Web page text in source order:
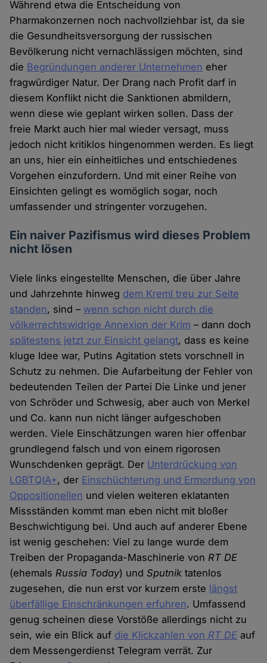
Während etwa die Entscheidung von
Pharmakonzernen noch nachvollziehbar ist, da sie
die Gesundheitsversorgung der russischen
Bevölkerung nicht vernachlässigen möchten, sind
die Begründungen anderer Unternehmen eher
fragwürdiger Natur. Der Drang nach Profit darf in
diesem Konflikt nicht die Sanktionen abmildern,
wenn diese wie geplant wirken sollen. Dass der
freie Markt auch hier mal wieder versagt, muss
jedoch nicht kritiklos hingenommen werden. Es liegt
an uns, hier ein einheitliches und entschiedenes
Vorgehen einzufordern. Und mit einer Reihe von
Einsichten gelingt es womöglich sogar, noch
umfassender und stringenter vorzugehen.
Ein naiver Pazifismus wird dieses Problem
nicht lösen
Viele links eingestellte Menschen, die über Jahre
und Jahrzehnte hinweg dem Kreml treu zur Seite
standen, sind – wenn schon nicht durch die
völkerrechtswidrige Annexion der Krim – dann doch
spätestens jetzt zur Einsicht gelangt, dass es keine
kluge Idee war, Putins Agitation stets vorschnell in
Schutz zu nehmen. Die Aufarbeitung der Fehler von
bedeutenden Teilen der Partei Die Linke und jener
von Schröder und Schwesig, aber auch von Merkel
und Co. kann nun nicht länger aufgeschoben
werden. Viele Einschätzungen waren hier offenbar
grundlegend falsch und von einem rigorosen
Wunschdenken geprägt. Der Unterdrückung von
LGBTQIA+, der Einschüchterung und Ermordung von
Oppositionellen und vielen weiteren eklatanten
Missständen kommt man eben nicht mit bloßer
Beschwichtigung bei. Und auch auf anderer Ebene
ist wenig geschehen: Viel zu lange wurde dem
Treiben der Propaganda-Maschinerie vonRT DE
(ehemalsRussia Today) undSputnik tatenlos
zugesehen, die nun erst vor kurzem erste längst
überfällige Einschränkungen erfuhren. Umfassend
genug scheinen diese Vorstöße allerdings nicht zu
sein, wie ein Blick auf die Klickzahlen von RT DE auf
dem Messengerdienst Telegram verrät. Zur